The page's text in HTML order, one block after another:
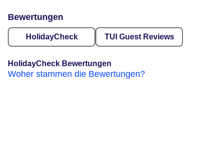
Bewertungen
HolidayCheck TUI Guest Reviews
HolidayCheck Bewertungen
Woher stammen die Bewertungen?